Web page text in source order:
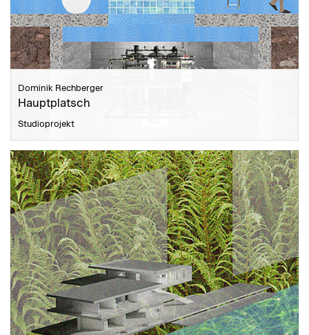
Dominik Rechberger
Hauptplatsch
Studioprojekt